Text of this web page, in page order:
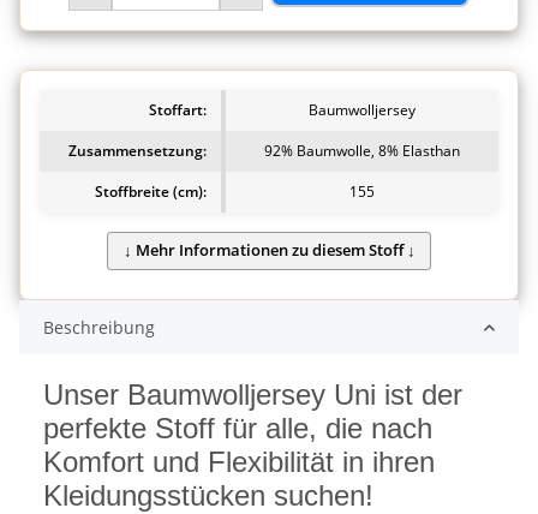
Stoffart:
Baumwolljersey
Zusammensetzung:
92% Baumwolle, 8% Elasthan
Stoffbreite (cm):
155
Beschreibung
Unser Baumwolljersey Uni ist der
perfekte Stoff für alle, die nach
Komfort und Flexibilität in ihren
Kleidungsstücken suchen!